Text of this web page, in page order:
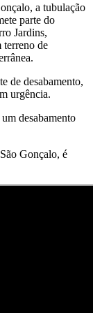
a tubulação
parte do
Jardins,
terreno de
de desabamento,
urgência.
desabamento
Gonçalo, é